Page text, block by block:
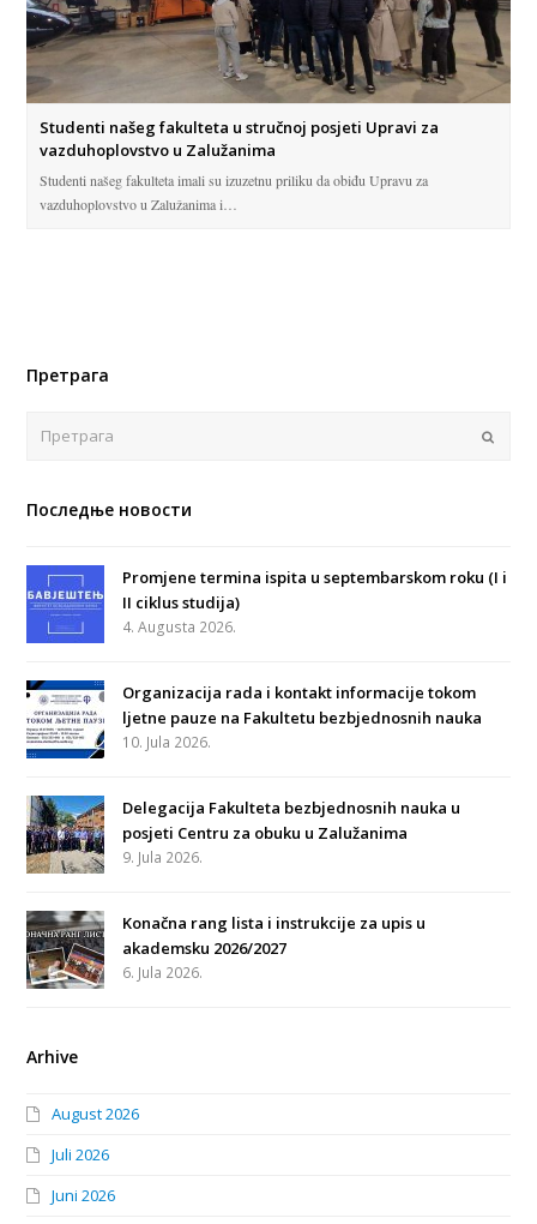
Studenti našeg fakulteta u stručnoj posjeti Upravi za
vazduhoplovstvo u Zalužanima
Studenti našeg fakulteta imali su izuzetnu priliku da obiđu Upravu za
vazduhoplovstvo u Zalužanima i…
Претрага
Последње новости
Promjene termina ispita u septembarskom roku (I i
II ciklus studija)
4. Augusta 2026.
Organizacija rada i kontakt informacije tokom
ljetne pauze na Fakultetu bezbjednosnih nauka
10. Jula 2026.
Delegacija Fakulteta bezbjednosnih nauka u
posjeti Centru za obuku u Zalužanima
9. Jula 2026.
Konačna rang lista i instrukcije za upis u
akademsku 2026/2027
6. Jula 2026.
Arhive
August 2026
Juli 2026
Juni 2026